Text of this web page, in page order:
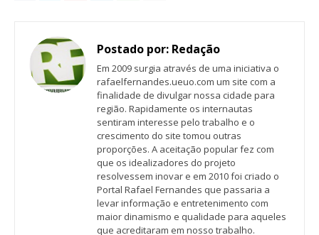
Postado por: Redação
Em 2009 surgia através de uma iniciativa o
rafaelfernandes.ueuo.com um site com a
finalidade de divulgar nossa cidade para
região. Rapidamente os internautas
sentiram interesse pelo trabalho e o
crescimento do site tomou outras
proporções. A aceitação popular fez com
que os idealizadores do projeto
resolvessem inovar e em 2010 foi criado o
Portal Rafael Fernandes que passaria a
levar informação e entretenimento com
maior dinamismo e qualidade para aqueles
que acreditaram em nosso trabalho.